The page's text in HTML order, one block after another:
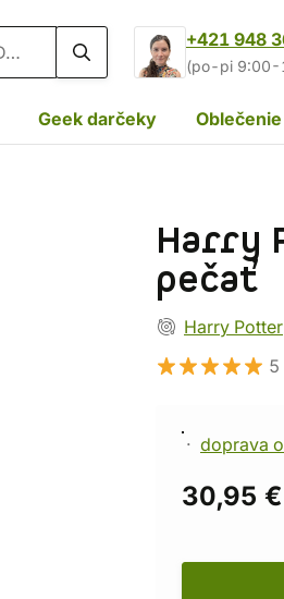
+421 948
(po-pi 9:00-
Geek darčeky Oblečenie
Harry
pečať
Harry Potter
5
doprava
30,95 €